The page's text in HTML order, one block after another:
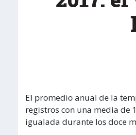
El promedio anual de la
registros con una media de
igualada durante los doce